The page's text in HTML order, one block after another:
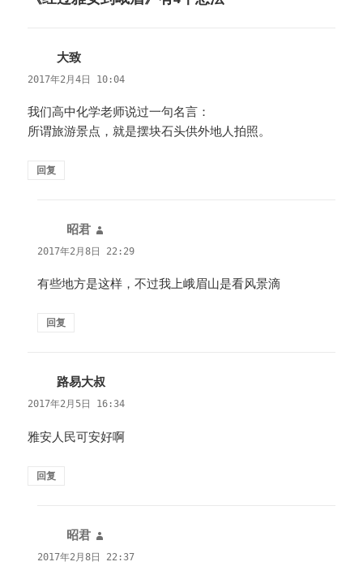
大致
道：
2017年2月4日 10:04
我们高中化学老师说过一句名言：
所谓旅游景点，就是摆块石头供外地人拍照。
回复
昭君
道：
2017年2月8日 22:29
有些地方是这样，不过我上峨眉山是看风景滴
回复
路易大叔
道：
2017年2月5日 16:34
雅安人民可安好啊
回复
昭君
道：
2017年2月8日 22:37